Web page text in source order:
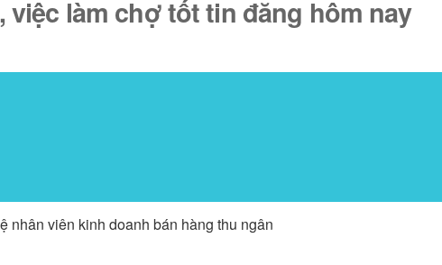
làm chợ tốt tin đăng hôm nay
nhân viên kinh doanh bán hàng thu ngân